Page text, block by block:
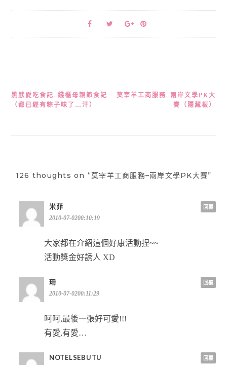
文
黑默愛吃食記–錢櫃母親節食記
（都已經有粽子味了…汗）
莫宰羊工商服務–兩岸文學PK大
賽（隱藏板）
126 thoughts on “莫宰羊工商服務–兩岸文學PK大賽”
米菲
2010-07-0200:10:19
大家都在介紹這個好康活動捏~~
活動獎金好誘人 XD
回覆
珊
2010-07-0200:11:29
呵呵,最後一張好可愛!!!
有愛,有愛…
回覆
NOTELSEBUTU 回覆